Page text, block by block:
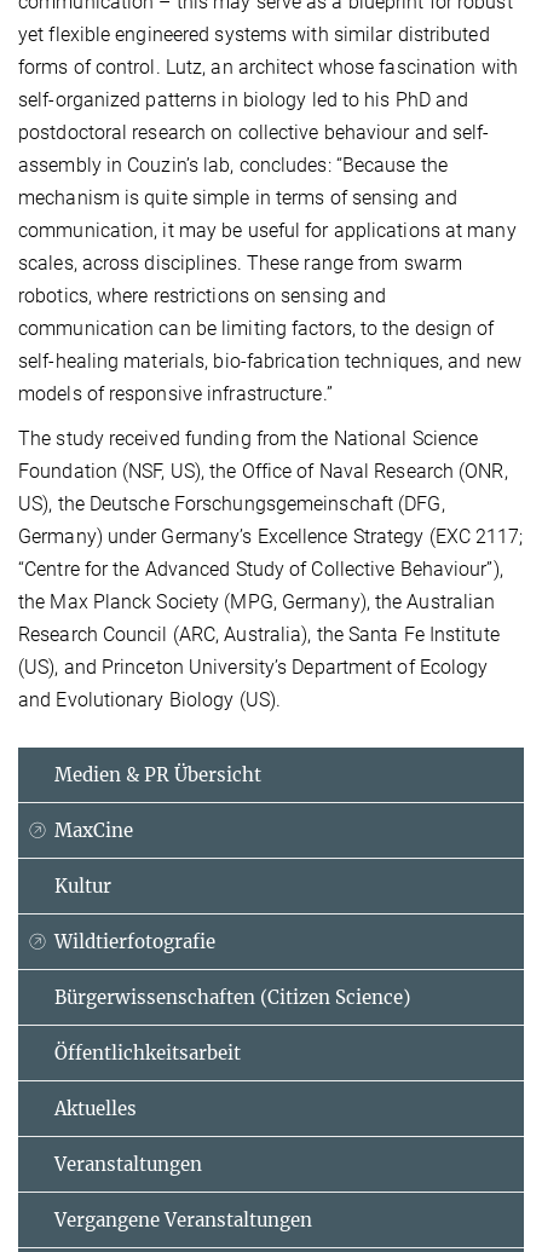
yet flexible engineered systems with similar distributed
forms of control. Lutz, an architect whose fascination with
self-organized patterns in biology led to his PhD and
postdoctoral research on collective behaviour and self-
assembly in Couzin’s lab, concludes: “Because the
mechanism is quite simple in terms of sensing and
communication, it may be useful for applications at many
scales, across disciplines. These range from swarm
robotics, where restrictions on sensing and
communication can be limiting factors, to the design of
self-healing materials, bio-fabrication techniques, and new
models of responsive infrastructure.”
The study received funding from the National Science
Foundation (NSF, US), the Office of Naval Research (ONR,
US), the Deutsche Forschungsgemeinschaft (DFG,
Germany) under Germany’s Excellence Strategy (EXC 2117;
“Centre for the Advanced Study of Collective Behaviour”),
the Max Planck Society (MPG, Germany), the Australian
Research Council (ARC, Australia), the Santa Fe Institute
(US), and Princeton University’s Department of Ecology
and Evolutionary Biology (US).
Medien & PR Übersicht
MaxCine
Kultur
Wildtierfotografie
Bürgerwissenschaften (Citizen Science)
Öffentlichkeitsarbeit
Aktuelles
Veranstaltungen
Vergangene Veranstaltungen